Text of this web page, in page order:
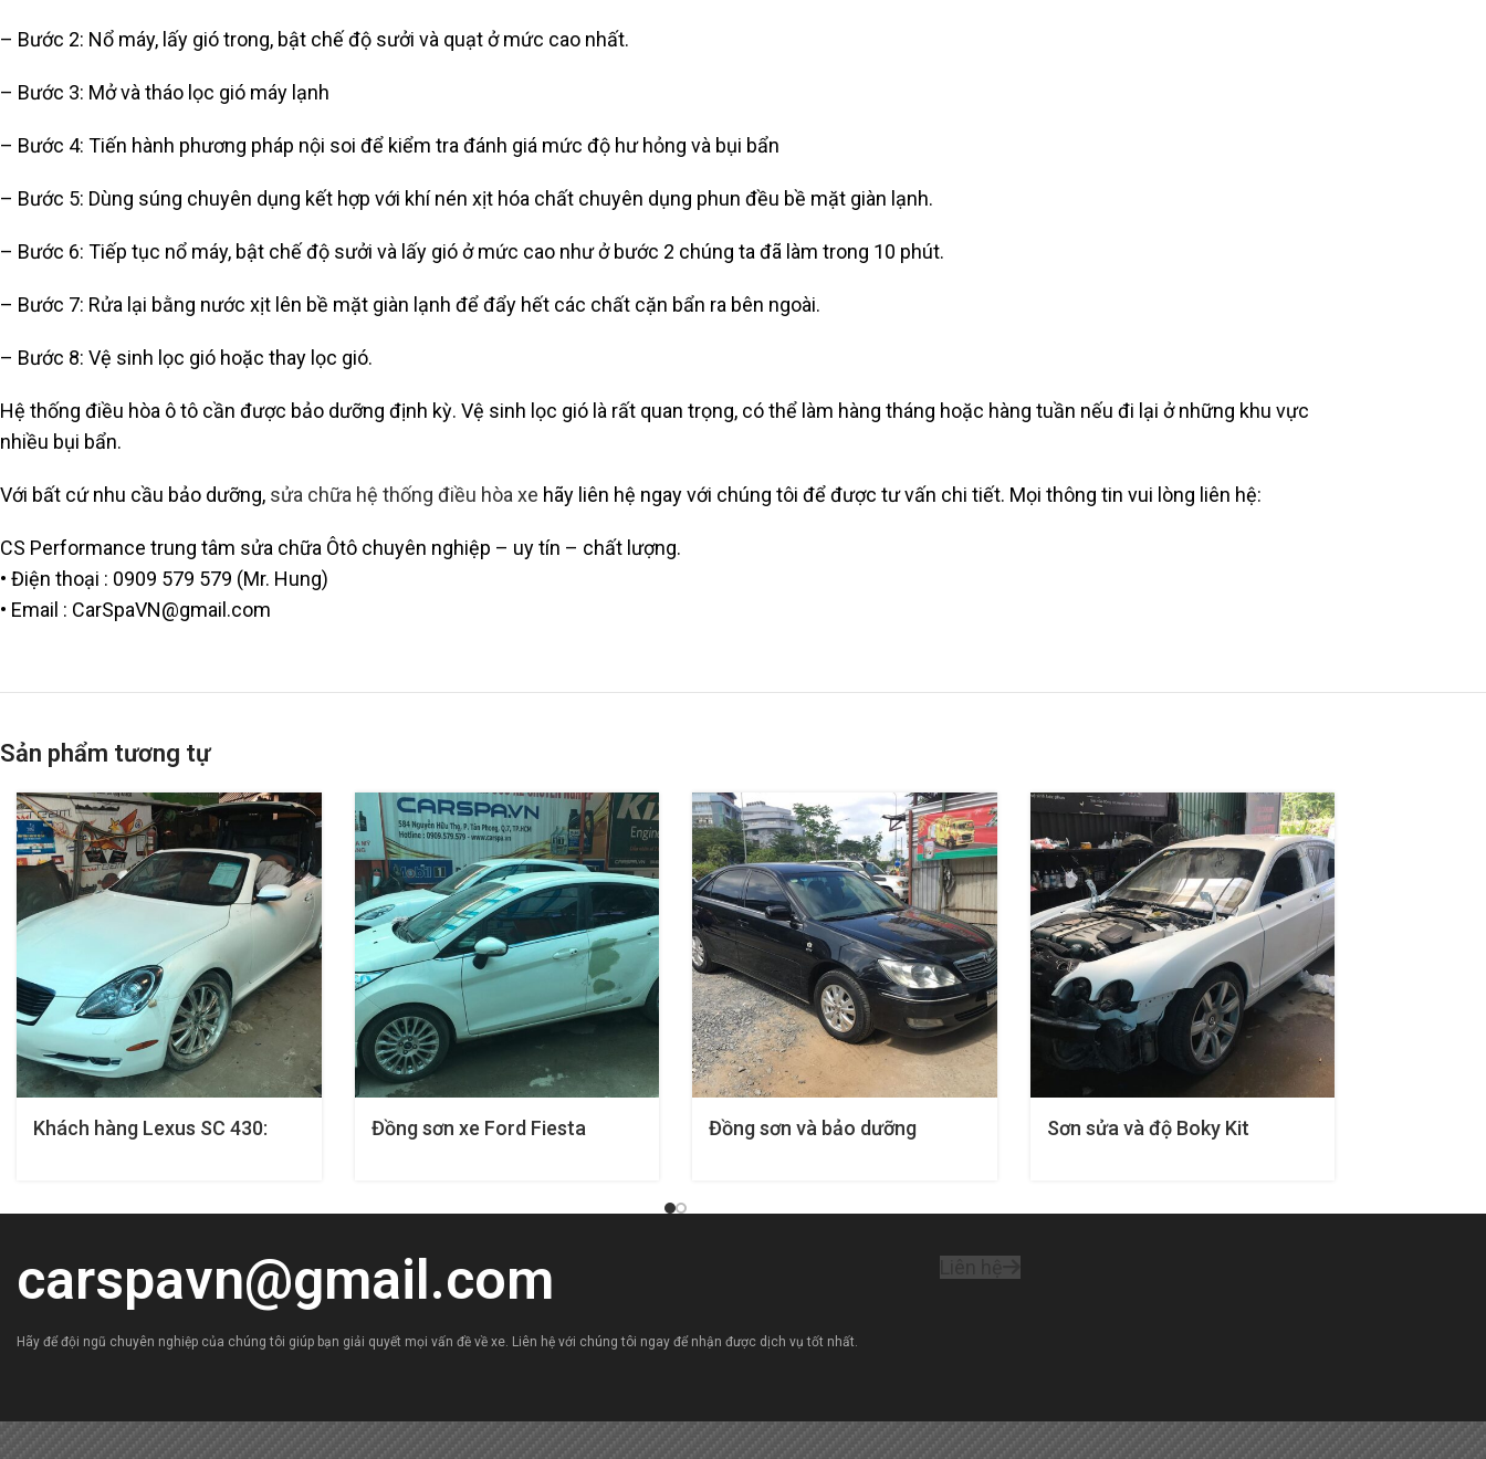
– Bước 2: Nổ máy, lấy gió trong, bật chế độ sưởi và quạt ở mức cao nhất.
– Bước 3: Mở và tháo lọc gió máy lạnh
– Bước 4: Tiến hành phương pháp nội soi để kiểm tra đánh giá mức độ hư hỏng và bụi bẩn
– Bước 5: Dùng súng chuyên dụng kết hợp với khí nén xịt hóa chất chuyên dụng phun đều bề mặt giàn lạnh.
– Bước 6: Tiếp tục nổ máy, bật chế độ sưởi và lấy gió ở mức cao như ở bước 2 chúng ta đã làm trong 10 phút.
– Bước 7: Rửa lại bằng nước xịt lên bề mặt giàn lạnh để đẩy hết các chất cặn bẩn ra bên ngoài.
– Bước 8: Vệ sinh lọc gió hoặc thay lọc gió.
Hệ thống điều hòa ô tô cần được bảo dưỡng định kỳ. Vệ sinh lọc gió là rất quan trọng, có thể làm hàng tháng hoặc hàng tuần nếu đi lại ở những khu vực
nhiều bụi bẩn.
Với bất cứ nhu cầu bảo dưỡng, sửa chữa hệ thống điều hòa xe hãy liên hệ ngay với chúng tôi để được tư vấn chi tiết. Mọi thông tin vui lòng liên hệ:
CS Performance trung tâm sửa chữa Ôtô chuyên nghiệp – uy tín – chất lượng.
• Điện thoại : 0909 579 579 (Mr. Hung)
• Email : CarSpaVN@gmail.com
Sản phẩm tương tự
Khách hàng Lexus SC 430:
Đồng sơn xe Ford Fiesta
Đồng sơn và bảo dưỡng
xe
Sơn sửa và độ Boky Kit
carspavn@gmail.com
Hãy để đội ngũ chuyên nghiệp của chúng tôi giúp bạn giải quyết mọi vấn đề về xe. Liên hệ với chúng tôi ngay để nhận được dịch vụ tốt nhất.